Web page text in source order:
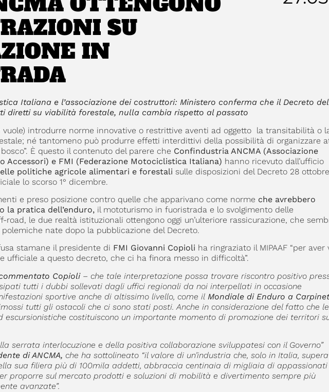
SU
IN
Italiana e l’associazione dei costruttori: Ministero conferma che il Decreto
diretti su viabilità forestale, nulla cambia rispetto al passato
vuole) introdurre norme innovative o restrittive aventi ad oggetto la transitabilità o
né tantomeno può produrre effetti interdittivi della possibilità di organizzare
È questo il contenuto del parere che Confindustria ANCMA (Associazione
Accessori) e FMI (Federazione Motociclistica Italiana) hanno ricevuto dall’ufficio
politiche agricole alimentari e forestali sulle disposizioni del Decreto 28 ottobre
lo scorso 1° dicembre.
e preso posizione contro quelle che apparivano come norme che avrebbero
la pratica dell’enduro,il mototurismo in fuoristrada e lo svolgimento delle
road, le due realtà istituzionali ottengono oggi un’ulteriore rassicurazione, che
nate dopo la pubblicazione del Decreto.
stamane il presidente di FMI Giovanni Copioli ha ringraziato il MIPAAF “per aver
ufficiale a questo decreto, che ci ha finora messo in difficoltà”.
Copioli – che tale interpretazione possa trovare riscontro positivo
tutti i dubbi sollevati dagli uffici regionali da noi interpellati in occasione
sportive anche di altissimo livello, come il Mondiale di Enduro a
tutti gli ostacoli che ci sono stati posti. Anche in considerazione del fatto che le
escursionistiche costituiscono un importante momento di promozione dei territori
serrata interlocuzione e della positiva collaborazione sviluppatesi con il Governo”
di ANCMA, che ha sottolineato “il valore di un’industria che, solo in Italia,
sua filiera più di 100mila addetti, abbraccia centinaia di migliaia di appassionati
proporre sul mercato prodotti e soluzioni di mobilità e divertimento sempre più
avanzate”.